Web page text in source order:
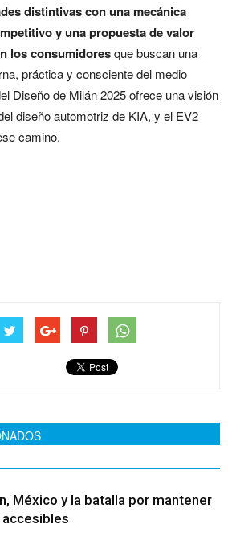
distintivas con una mecánica
y una propuesta de valor
los consumidoresque buscan una
práctica y consciente del medio
Diseño de Milán 2025 ofrece una visión
diseño automotriz de KIA, y el EV2
camino.
México y la batalla por mantener